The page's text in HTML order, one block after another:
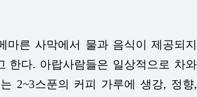
른 사막에서 물과 음식이 제공되지
한다. 아랍사람들은 일상적으로 차와
2~3스푼의 커피 가루에 생강, 정향,